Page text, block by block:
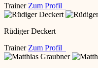
Trainer Zum Profil
Rüdiger Deckert
Trainer Zum Profil